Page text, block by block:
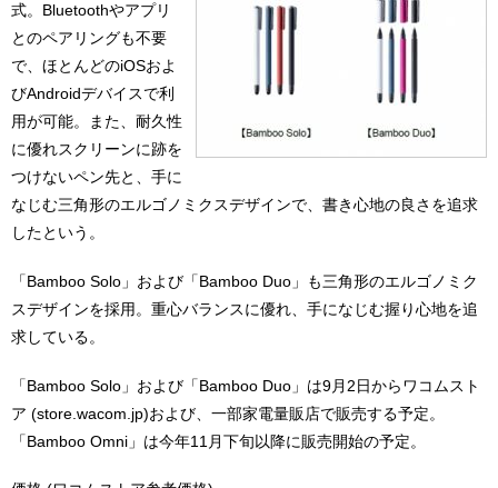
式。Bluetoothやアプリ
とのペアリングも不要
で、ほとんどのiOSおよ
びAndroidデバイスで利
用が可能。また、耐久性
に優れスクリーンに跡を
つけないペン先と、手に
なじむ三角形のエルゴノミクスデザインで、書き心地の良さを追求
したという。
「Bamboo Solo」および「Bamboo Duo」も三角形のエルゴノミク
スデザインを採用。重心バランスに優れ、手になじむ握り心地を追
求している。
「Bamboo Solo」および「Bamboo Duo」は9月2日からワコムスト
ア (store.wacom.jp)および、一部家電量販店で販売する予定。
「Bamboo Omni」は今年11月下旬以降に販売開始の予定。